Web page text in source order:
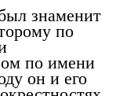
знаменит
по
по имени
он и его